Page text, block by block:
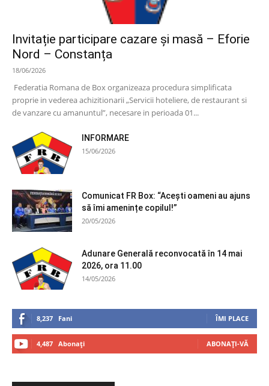
Invitație participare cazare și masă – Eforie
Nord – Constanța
18/06/2026
Federatia Romana de Box organizeaza procedura simplificata
proprie in vederea achizitionarii „Servicii hoteliere, de restaurant si
de vanzare cu amanuntul”, necesare in perioada 01...
INFORMARE
15/06/2026
Comunicat FR Box: “Acești oameni au ajuns
să îmi amenințe copilul!”
20/05/2026
Adunare Generală reconvocată în 14 mai
2026, ora 11.00
14/05/2026
8,237 Fani ÎMI PLACE
4,487 Abonați ABONAȚI-VĂ